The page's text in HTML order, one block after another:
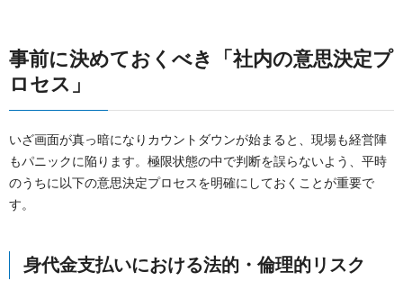
事前に決めておくべき「社内の意思決定プ
ロセス」
いざ画面が真っ暗になりカウントダウンが始まると、現場も経営陣
もパニックに陥ります。極限状態の中で判断を誤らないよう、平時
のうちに以下の意思決定プロセスを明確にしておくことが重要で
す。
身代金支払いにおける法的・倫理的リスク